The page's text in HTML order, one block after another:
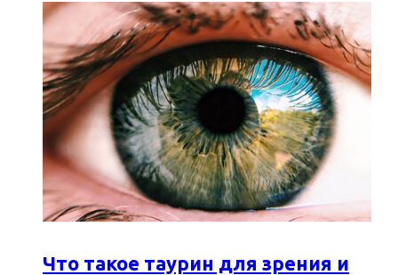
Что такое таурин для зрения и